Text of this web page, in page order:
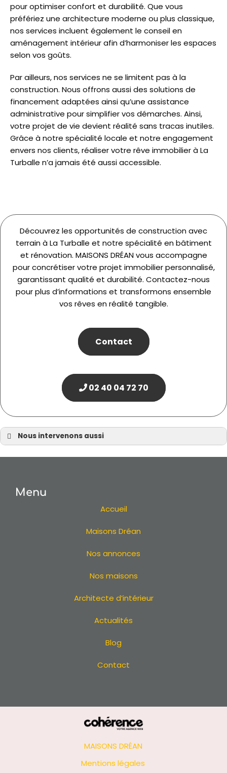
pour optimiser confort et durabilité. Que vous
préfériez une architecture moderne ou plus classique,
nos services incluent également le conseil en
aménagement intérieur afin d’harmoniser les espaces
selon vos goûts.
Par ailleurs, nos services ne se limitent pas à la
construction. Nous offrons aussi des solutions de
financement adaptées ainsi qu’une assistance
administrative pour simplifier vos démarches. Ainsi,
votre projet de vie devient réalité sans tracas inutiles.
Grâce à notre spécialité locale et notre engagement
envers nos clients, réaliser votre rêve immobilier à La
Turballe n’a jamais été aussi accessible.
Découvrez les opportunités de construction avec
terrain à La Turballe et notre spécialité en bâtiment
et rénovation. MAISONS DRÉAN vous accompagne
pour concrétiser votre projet immobilier personnalisé,
garantissant qualité et durabilité. Contactez-nous
pour plus d’informations et transformons ensemble
vos rêves en réalité tangible.
Contact
02 40 04 72 70
Nous intervenons aussi
Terrain à Sautron
Terrain à Batz-sur-Mer
Terrain à Pornichet
Terrain à Saint-Michel-Chef-Chef
Terrain à La Bernerie-en-Retz
Terrain à Sainte-Luce-sur-Loire
Terrain à Saint-Philbert-de-Grand-Lieu
Terrain aux Sorinières
Menu
Accueil
Maisons Dréan
Nos annonces
Nos maisons
Architecte d’intérieur
Actualités
Blog
Contact
MAISONS DRÉAN
Mentions légales